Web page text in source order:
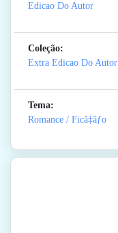
Edicao Do Autor
Coleção:
Extra Edicao Do Autor
Tema:
Romance / Ficã‡ãƒo